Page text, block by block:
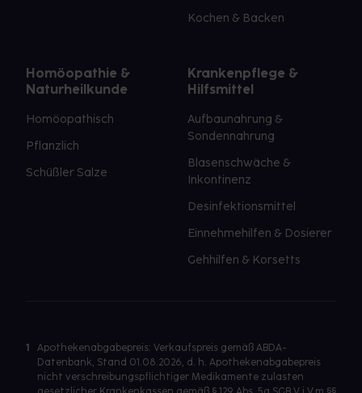
Kochen & Backen
Homöopathie &
Naturheilkunde
Homöopathisch
Pflanzlich
Schüßler Salze
Krankenpflege &
Hilfsmittel
Aufbaunahrung &
Sondennahrung
Blasenschwäche &
Inkontinenz
Desinfektionsmittel
Einnehmehilfen & Dosierer
Gehhilfen & Korsetts
1
Apothekenabgabepreis: Verkaufspreis gemäß ABDA-
Datenbank, Stand 01.08.2026, d. h. Apothekenabgabepreis
nicht verschreibungspflichtiger Medikamente zulasten